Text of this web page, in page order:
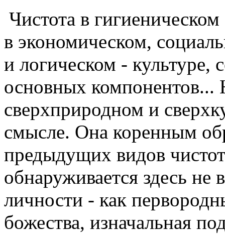
Чистота в
в экономическом,
и логическом - культуре,
основных компонентов...
сверхприродном и
смысле. Она коренным
предыдущих видов
обнаруживается здесь не
личности - как
божества, изначальная